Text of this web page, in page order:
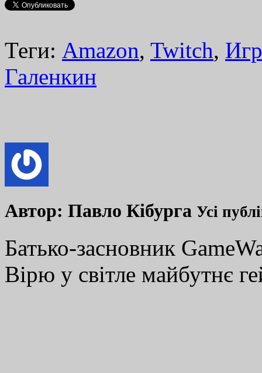
Теги: Amazon, Twitch,
Галенкин
Автор: Павло Кібурга Усі
Батько-засновник
Вірю у світле майбутнє